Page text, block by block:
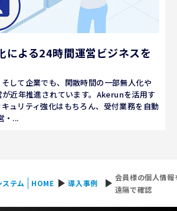
による24時間運営ビジネスを
して企業でも、閑散時間の一部無人化や
近年推進されています。Akerunを活用す
ュリティ強化はもちろん、受付業務を自動
・...
テム HOME play_arrow導入事例 play_arrow 会員様の個人情
遠隔で確認